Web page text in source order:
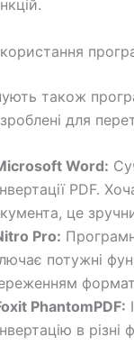
також
для
Word:
PDF.
це
Pro:
потужні
PhantomPDF:
в